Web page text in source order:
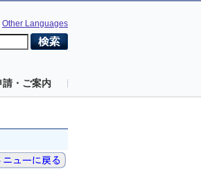
Other Languages
請・ご案内